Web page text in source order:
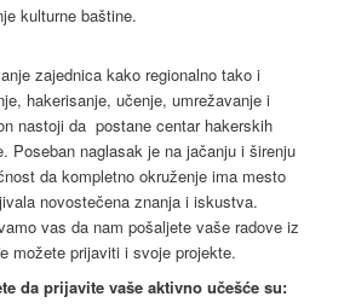
kulturne baštine.
zajednica kako regionalno tako i
hakerisanje, učenje, umrežavanje i
nastoji da postane centar hakerskih
Poseban naglasak je na jačanju i širenju
da kompletno okruženje ima mesto
novostečena znanja i iskustva.
vas da nam pošaljete vaše radove iz
možete prijaviti i svoje projekte.
da prijavite vaše aktivno učešće su: